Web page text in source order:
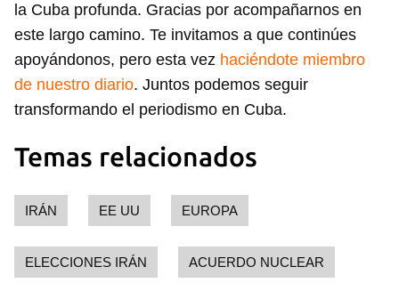
la Cuba profunda. Gracias por acompañarnos en
este largo camino. Te invitamos a que continúes
apoyándonos, pero esta vez haciéndote miembro
de nuestro diario. Juntos podemos seguir
transformando el periodismo en Cuba.
Temas relacionados
IRÁN EE UU EUROPA
ELECCIONES IRÁN ACUERDO NUCLEAR